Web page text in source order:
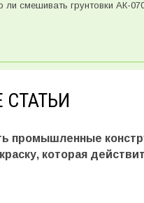
ли смешивать грунтовки АК-
СТАТЬИ
промышленные
которая